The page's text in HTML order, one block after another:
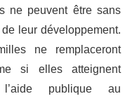
ne peuvent être sans
leur développement.
ne remplaceront
si elles atteignent
publique au